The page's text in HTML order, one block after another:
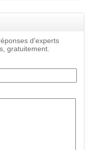
d'experts
gratuitement.